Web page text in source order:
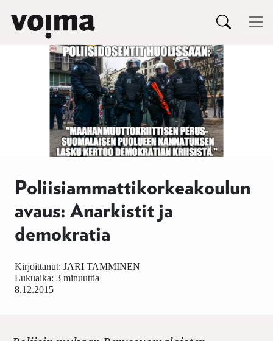
Siirry sisältöön
Päävalikko
Poliisiammattikorkeakoulun
avaus: Anarkistit ja
demokratia
8.12.2015
Kirjoittanut: JARI TAMMINEN
Lukuaika: 3 minuuttia